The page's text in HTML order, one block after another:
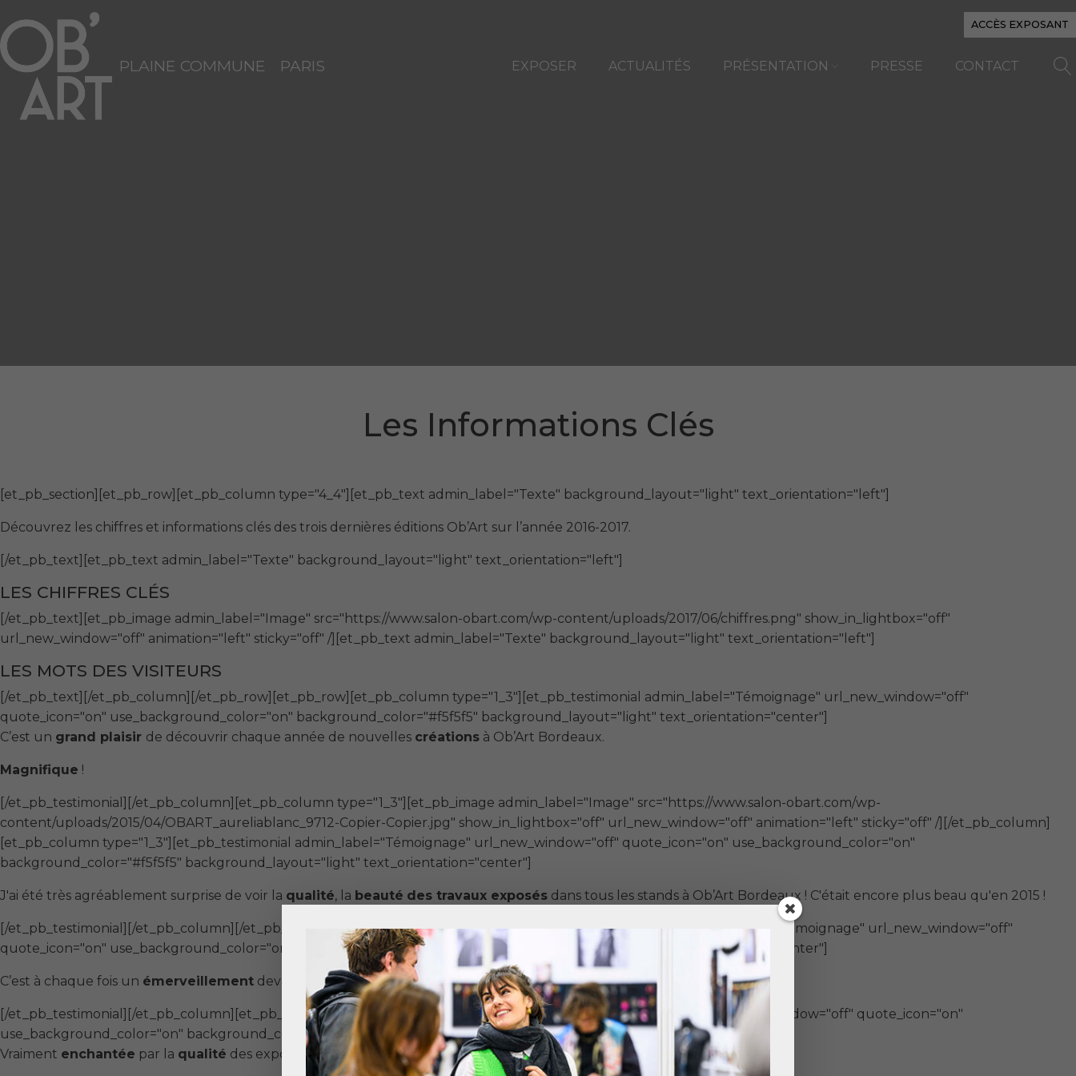
ACCÈS EXPOSANT
PLAINE COMMUNE PARIS EXPOSER ACTUALITÉS PRÉSENTATION PRESSE CONTACT
Les Informations Clés
[et_pb_section][et_pb_row][et_pb_column type="4_4"][et_pb_text admin_label="Texte" background_layout="light" text_orientation="left"]
Découvrez les chiffres et informations clés des trois dernières éditions Ob’Art sur l’année 2016-2017.
[/et_pb_text][et_pb_text admin_label="Texte" background_layout="light" text_orientation="left"]
LES CHIFFRES CLÉS
[/et_pb_text][et_pb_image admin_label="Image" src="https://www.salon-obart.com/wp-content/uploads/2017/06/chiffres.png" show_in_lightbox="off"
url_new_window="off" animation="left" sticky="off" /][et_pb_text admin_label="Texte" background_layout="light" text_orientation="left"]
LES MOTS DES VISITEURS
[/et_pb_text][/et_pb_column][/et_pb_row][et_pb_row][et_pb_column type="1_3"][et_pb_testimonial admin_label="Témoignage" url_new_window="off"
quote_icon="on" use_background_color="on" background_color="#f5f5f5" background_layout="light" text_orientation="center"]
C’est un grand plaisir de découvrir chaque année de nouvelles créations à Ob’Art Bordeaux.
Magnifique !
[/et_pb_testimonial][/et_pb_column][et_pb_column type="1_3"][et_pb_image admin_label="Image" src="https://www.salon-obart.com/wp-
content/uploads/2015/04/OBART_aureliablanc_9712-Copier-Copier.jpg" show_in_lightbox="off" url_new_window="off" animation="left" sticky="off" /][/et_pb_column]
[et_pb_column type="1_3"][et_pb_testimonial admin_label="Témoignage" url_new_window="off" quote_icon="on" use_background_color="on"
background_color="#f5f5f5" background_layout="light" text_orientation="center"]
J'ai été très agréablement surprise de voir la qualité, la beauté des travaux exposés dans tous les stands à Ob’Art Bordeaux ! C'était encore plus beau qu'en 2015 !
[/et_pb_testimonial][/et_pb_column][/et_pb_row][et_pb_row][et_pb_column type="1_4"][et_pb_testimonial admin_label="Témoignage" url_new_window="off"
quote_icon="on" use_background_color="on" background_color="#f5f5f5" background_layout="light" text_orientation="center"]
C’est à chaque fois un émerveillement devant le savoir-faire des exposants de Paris.
[/et_pb_testimonial][/et_pb_column][et_pb_column type="1_4"][et_pb_testimonial admin_label="Témoignage" url_new_window="off" quote_icon="on"
use_background_color="on" background_color="#f5f5f5" background_layout="light" text_orientation="center"]
Vraiment enchantée par la qualité des exposants des Blancs Manteaux à Paris.